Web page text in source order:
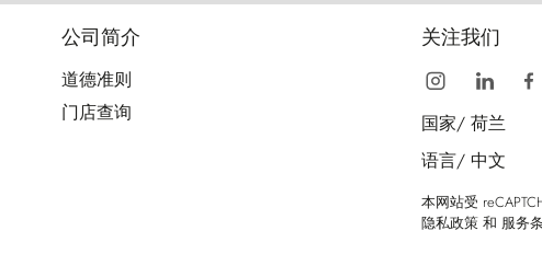
公司简介
道德准则
门店查询
关注我们
国家/ 荷兰
语言/ 中文
本网站受
隐私政策 和 服务